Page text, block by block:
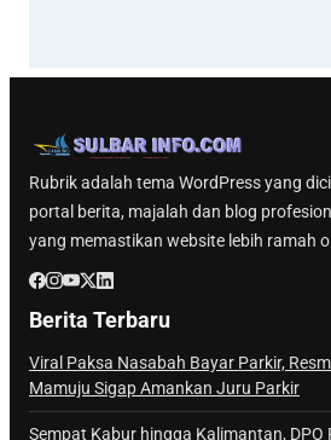
Rubrik adalah tema WordPress yang
portal berita, majalah dan blog
yang memastikan website lebih ramah
Berita Terbaru
Viral Paksa Nasabah Bayar Parkir,
Mamuju Sigap Amankan Juru Parkir
Sempat Kabur hingga Kalimantan, DPO